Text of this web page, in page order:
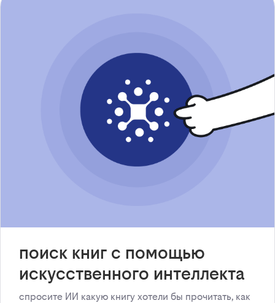
поиск книг с помощью
искусственного интеллекта
спросите ИИ какую книгу хотели бы прочитать, как